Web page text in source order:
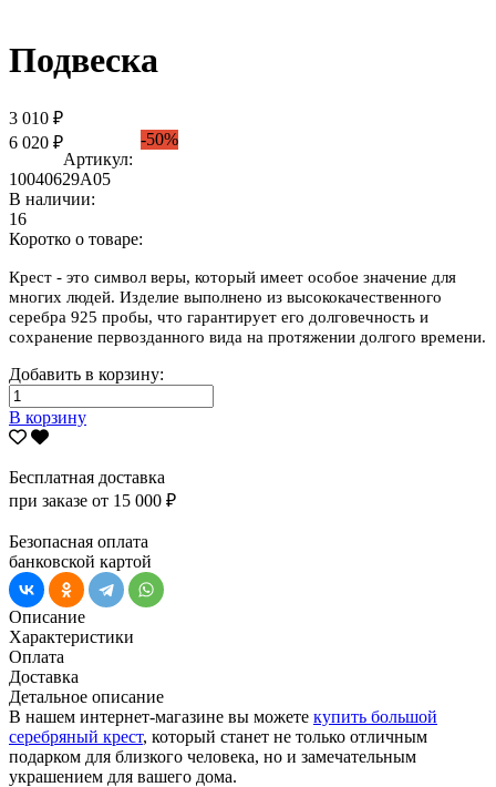
Подвеска
3 010 ₽
6 020 ₽
-50%
Артикул:
10040629А05
В наличии:
16
Коротко о товаре:
Крест - это символ веры, который имеет особое значение для
многих людей. Изделие выполнено из высококачественного
серебра 925 пробы, что гарантирует его долговечность и
сохранение первозданного вида на протяжении долгого времени.
Добавить в корзину:
В корзину
Бесплатная доставка
при заказе от 15 000 ₽
Безопасная оплата
банковской картой
Описание
Характеристики
Оплата
Доставка
Детальное описание
В нашем интернет-магазине вы можете купить большой
серебряный крест, который станет не только отличным
подарком для близкого человека, но и замечательным
украшением для вашего дома.